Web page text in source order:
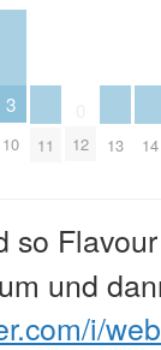
3
10 11 12 13 14
so
und
i/